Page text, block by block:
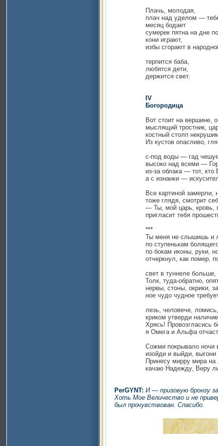
Плачь, молодая,
плач над уделом — тебе
месяц бодает
сумерек пятна на дне
кони играют,
избы сгорают в народной
терпится баба,
любятся дети,
держится свет.
IV
Богородица
Вот стоит на вершине,
мыслящий тростник, царь,
костный столп
Из кустов опасливо, гля,
с-под воды — гад чешуей
высоко над всеми — Гор
из-за облака — тот, кто
а с изнанки — искуситель,
Все картиной замерли, на
тоже глядя, смотрит себя
— Ты, мой царь, кровь,
пригласит тебя
***
Ты меня не слышишь и
по ступенькам болящего
по бокам иконы, руки,
отчеркнул, как помер, по
свет в туннеле больше,
Толк, туда-обратно, опять
нервы, стоны, окрики,
ное чудо чудное требует:
лезь, человече, ломись,
криком утверди наличие
Хрясь! Провозгласись
я Омега и Альфа отчасти
Сожми покрывало ночи в
изойди и выйди, выгони
Принесу мирру мира на
качаю Надежду, Веру ли
PerGYNT: И — призовую бронзу
Хоть Мое Величество и не
был прочувствован. Спасибо.